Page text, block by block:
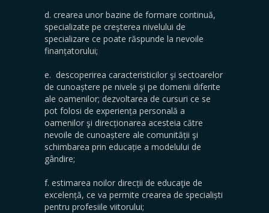
d. crearea unor bazine de formare continuă,
specializate pe creşterea nivelului de
specializare ce poate răspunde la nevoile
finanțatorului;
e. descoperirea caracteristicilor şi sectoarelor
de cunoaștere pe nivele şi pe domenii diferite
ale oamenilor; dezvoltarea de cursuri ce se
pot folosi de experiența personală a
oamenilor şi direcționarea acesteia către
nevoile de cunoaștere ale comunității şi
schimbarea prin educație a modelului de
gândire;
f. estimarea noilor direcții de educaţie de
excelență, ce va permite crearea de specialiști
pentru profesiile viitorului;